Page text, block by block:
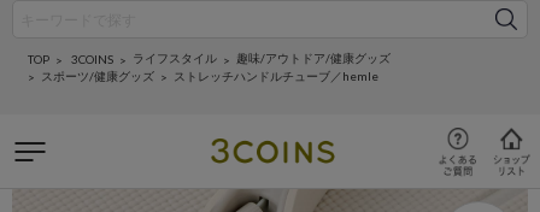
TOP 3COINS ライフスタイル
趣味/アウトドア/健康グッズ
スポーツ/健康グッズ
ストレッチハンドルチューブ／hemle